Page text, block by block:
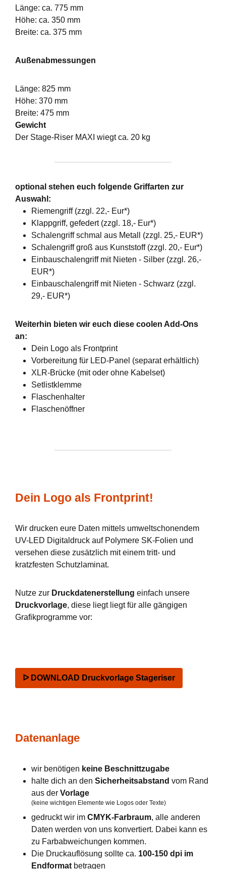
Länge: ca. 775 mm
Höhe: ca. 350 mm
Breite: ca. 375 mm
Außenabmessungen
Länge: 825 mm
Höhe: 370 mm
Breite: 475 mm
Gewicht
Der Stage-Riser MAXI wiegt ca. 20 kg
optional stehen euch folgende Griffarten zur
Auswahl:
Riemengriff (zzgl. 22,- Eur*)
Klappgriff, gefedert (zzgl. 18,- Eur*)
Schalengriff schmal aus Metall (zzgl. 25,- EUR*)
Schalengriff groß aus Kunststoff (zzgl. 20,- Eur*)
Einbauschalengriff mit Nieten - Silber (zzgl. 26,-
EUR*)
Einbauschalengriff mit Nieten - Schwarz (zzgl.
29,- EUR*)
Weiterhin bieten wir euch diese coolen Add-Ons
an:
Dein Logo als Frontprint
Vorbereitung für LED-Panel (separat erhältlich)
XLR-Brücke (mit oder ohne Kabelset)
Setlistklemme
Flaschenhalter
Flaschenöffner
Dein Logo als Frontprint!
Wir drucken eure Daten mittels umweltschonendem
UV-LED Digitaldruck auf Polymere SK-Folien und
versehen diese zusätzlich mit einem tritt- und
kratzfesten Schutzlaminat.
Nutze zur Druckdatenerstellung einfach unsere
Druckvorlage, diese liegt liegt für alle gängigen
Grafikprogramme vor:
ᐅ DOWNLOAD Druckvorlage Stageriser
Datenanlage
wir benötigen keine Beschnittzugabe
halte dich an den Sicherheitsabstand vom Rand
aus der Vorlage
(keine wichtigen Elemente wie Logos oder Texte)
gedruckt wir im CMYK-Farbraum, alle anderen
Daten werden von uns konvertiert. Dabei kann es
zu Farbabweichungen kommen.
Die Druckauflösung sollte ca. 100-150 dpi im
Endformat betragen